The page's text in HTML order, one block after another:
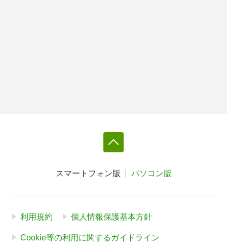
スマートフォン版 パソコン版
利用規約 個人情報保護基本方針
Cookie等の利用に関するガイドライン